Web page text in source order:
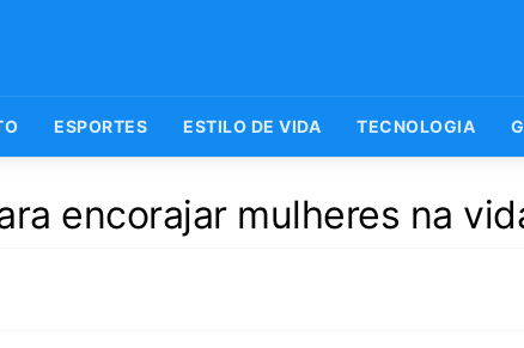
ESPORTES ESTILO DE VIDA TECNOLOGIA
encorajar mulheres na